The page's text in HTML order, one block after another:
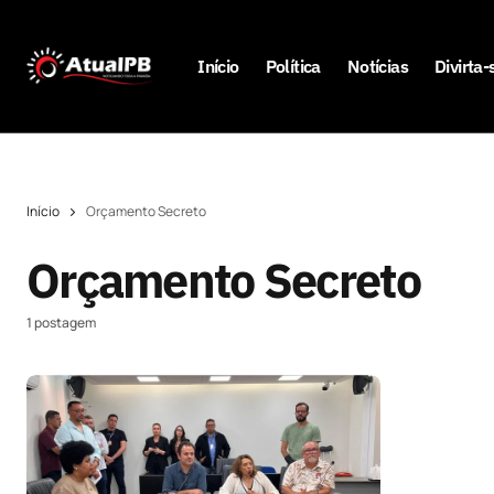
Início Política Notícias Divirta-
Início Orçamento Secreto
Orçamento Secreto
1 postagem